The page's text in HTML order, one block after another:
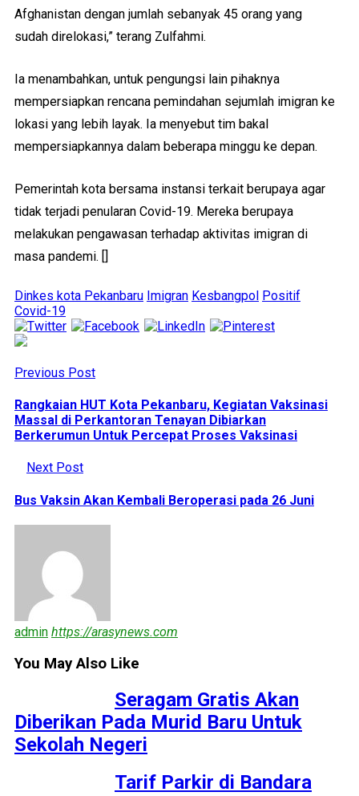
Afghanistan dengan jumlah sebanyak 45 orang yang
sudah direlokasi,” terang Zulfahmi.
Ia menambahkan, untuk pengungsi lain pihaknya
mempersiapkan rencana pemindahan sejumlah imigran ke
lokasi yang lebih layak. Ia menyebut tim bakal
mempersiapkannya dalam beberapa minggu ke depan.
Pemerintah kota bersama instansi terkait berupaya agar
tidak terjadi penularan Covid-19. Mereka berupaya
melakukan pengawasan terhadap aktivitas imigran di
masa pandemi. []
Dinkes kota Pekanbaru Imigran Kesbangpol Positif
Covid-19
Previous Post
Rangkaian HUT Kota Pekanbaru, Kegiatan Vaksinasi
Massal di Perkantoran Tenayan Dibiarkan
Berkerumun Untuk Percepat Proses Vaksinasi
Next Post
Bus Vaksin Akan Kembali Beroperasi pada 26 Juni
admin https://arasynews.com
You May Also Like
Seragam Gratis Akan
Diberikan Pada Murid Baru Untuk
Sekolah Negeri
Tarif Parkir di Bandara